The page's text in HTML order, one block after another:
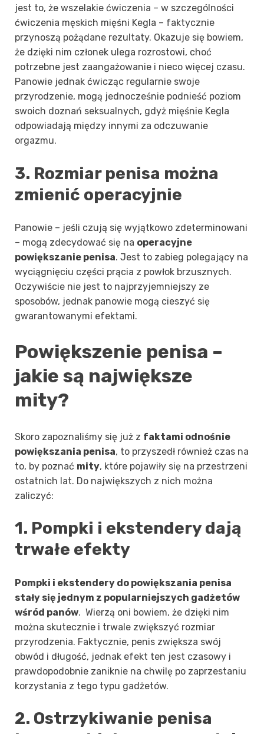
jest to, że wszelakie ćwiczenia – w szczególności
ćwiczenia męskich mięśni Kegla – faktycznie
przynoszą pożądane rezultaty. Okazuje się bowiem,
że dzięki nim członek ulega rozrostowi, choć
potrzebne jest zaangażowanie i nieco więcej czasu.
Panowie jednak ćwicząc regularnie swoje
przyrodzenie, mogą jednocześnie podnieść poziom
swoich doznań seksualnych, gdyż mięśnie Kegla
odpowiadają między innymi za odczuwanie
orgazmu.
3. Rozmiar penisa można
zmienić operacyjnie
Panowie – jeśli czują się wyjątkowo zdeterminowani
– mogą zdecydować się na operacyjne
powiększanie penisa. Jest to zabieg polegający na
wyciągnięciu części prącia z powłok brzusznych.
Oczywiście nie jest to najprzyjemniejszy ze
sposobów, jednak panowie mogą cieszyć się
gwarantowanymi efektami.
Powiększenie penisa –
jakie są największe
mity?
Skoro zapoznaliśmy się już z faktami odnośnie
powiększania penisa, to przyszedł również czas na
to, by poznać mity, które pojawiły się na przestrzeni
ostatnich lat. Do największych z nich można
zaliczyć:
1. Pompki i ekstendery dają
trwałe efekty
Pompki i ekstendery do powiększania penisa
stały się jednym z popularniejszych gadżetów
wśród panów. Wierzą oni bowiem, że dzięki nim
można skutecznie i trwale zwiększyć rozmiar
przyrodzenia. Faktycznie, penis zwiększa swój
obwód i długość, jednak efekt ten jest czasowy i
prawdopodobnie zaniknie na chwilę po zaprzestaniu
korzystania z tego typu gadżetów.
2. Ostrzykiwanie penisa